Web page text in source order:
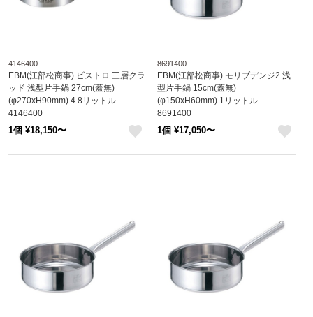
4146400
EBM(江部松商事) ビストロ 三層クラ
ッド 浅型片手鍋 27cm(蓋無)
(φ270xH90mm) 4.8リットル
4146400
1個 ¥18,150〜
8691400
EBM(江部松商事) モリブデンジ2 浅
型片手鍋 15cm(蓋無)
(φ150xH60mm) 1リットル
8691400
1個 ¥17,050〜